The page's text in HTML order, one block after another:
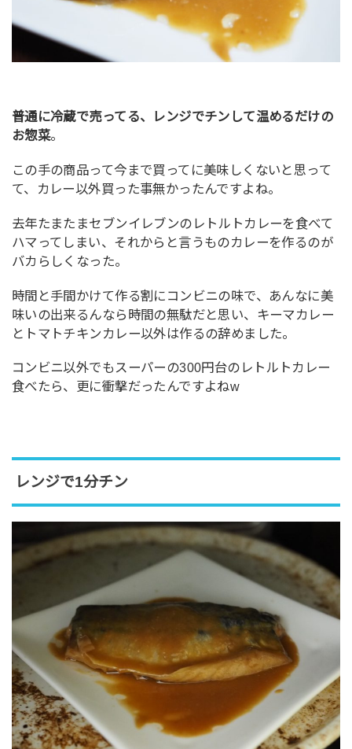
普通に冷蔵で売ってる、レンジでチンして温めるだけの
お惣菜。
この手の商品って今まで買ってに美味しくないと思って
て、カレー以外買った事無かったんですよね。
去年たまたまセブンイレブンのレトルトカレーを食べて
ハマってしまい、それからと言うものカレーを作るのが
バカらしくなった。
時間と手間かけて作る割にコンビニの味で、あんなに美
味いの出来るんなら時間の無駄だと思い、キーマカレー
とトマトチキンカレー以外は作るの辞めました。
コンビニ以外でもスーパーの300円台のレトルトカレー
食べたら、更に衝撃だったんですよねw
レンジで1分チン